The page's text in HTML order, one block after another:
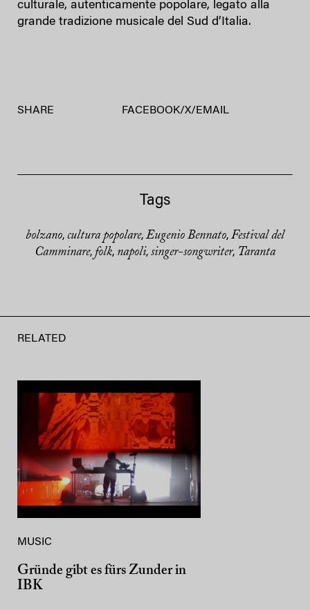
culturale, autenticamente popolare, legato alla
grande tradizione musicale del Sud d’Italia.
SHARE FACEBOOK/X/ EMAIL
Tags
bolzano, cultura popolare, Eugenio Bennato, Festival del
Camminare, folk, napoli, singer-songwriter, Taranta
RELATED
MUSIC
Gründe gibt es fürs Zunder in
IBK